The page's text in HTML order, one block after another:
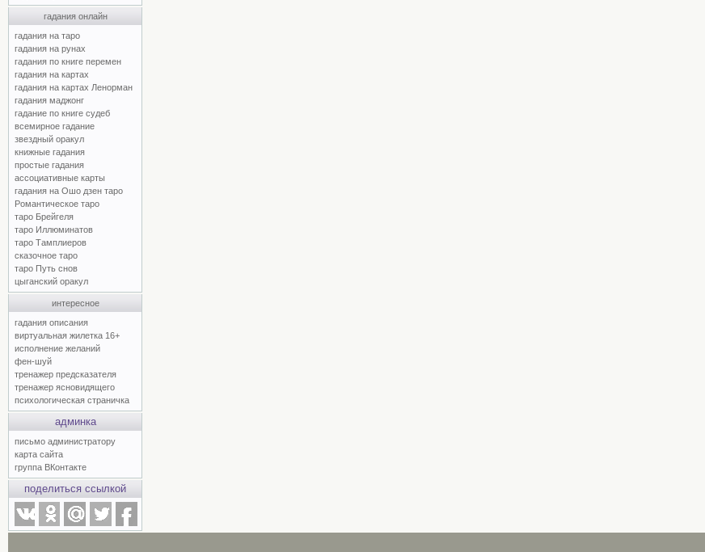
гадания онлайн
гадания на таро
гадания на рунах
гадания по книге перемен
гадания на картах
гадания на картах Ленорман
гадания маджонг
гадание по книге судеб
всемирное гадание
звездный оракул
книжные гадания
простые гадания
ассоциативные карты
гадания на Ошо дзен таро
Романтическое таро
таро Брейгеля
таро Иллюминатов
таро Тамплиеров
сказочное таро
таро Путь снов
цыганский оракул
интересное
гадания описания
виртуальная жилетка 16+
исполнение желаний
фен-шуй
тренажер предсказателя
тренажер ясновидящего
психологическая страничка
админка
письмо администратору
карта сайта
группа ВКонтакте
поделиться ссылкой